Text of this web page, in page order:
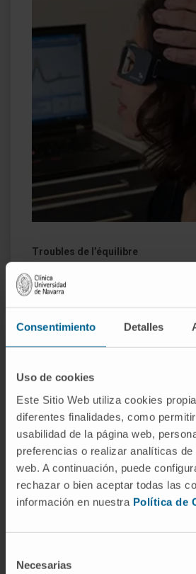
Consentimiento Detalles
Uso de cookies
Este Sitio Web utiliza cookies
diferentes finalidades, como
usabilidad de la página web,
preferencias o realizar analíticas de
web. A continuación, puede
rechazar o bien aceptar todas las
información en nuestra Política de
Necesarias
Troubles de l’équilibre
Nous disposons de l’une des plus
pour la prise en charge des cas de
Pourquoi à la
Plus de 30 ans d’expérience.